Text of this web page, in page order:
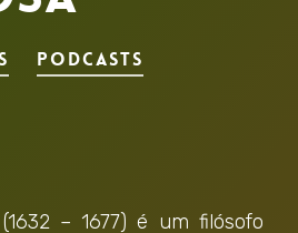
Podcasts
– 1677) é um filósofo